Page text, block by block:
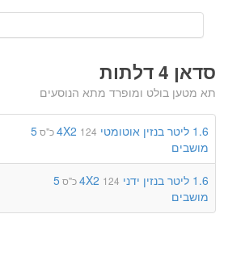
סדאן 4 דלתות
תא מטען בולט ומופרד מתא הנוסעים
1.6 ליטר בנזין אוטומטי 4X2 124 כ"ס
5
מושבים
1.6 ליטר בנזין ידני 4X2 124 כ"ס
5
מושבים